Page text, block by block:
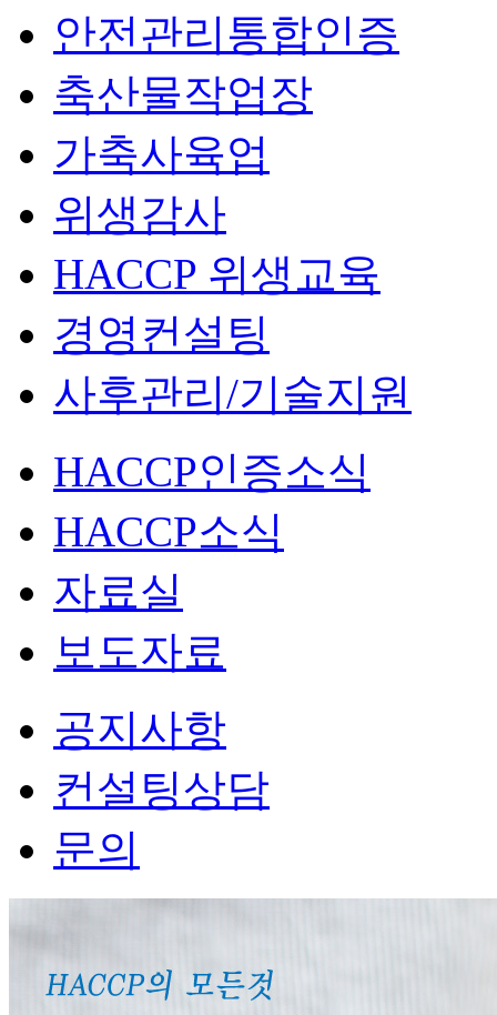
안전관리통합인증
축산물작업장
가축사육업
위생감사
HACCP 위생교육
경영컨설팅
사후관리/기술지원
HACCP인증소식
HACCP소식
자료실
보도자료
공지사항
컨설팅상담
문의